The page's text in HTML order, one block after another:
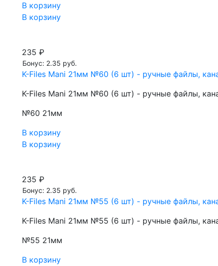
В корзину
В корзину
235 ₽
Бонус: 2.35 руб.
K-Files Mani 21мм №60 (6 шт) - ручные файлы,
K-Files Mani 21мм №60 (6 шт) - ручные файлы,
№60 21мм
В корзину
В корзину
235 ₽
Бонус: 2.35 руб.
K-Files Mani 21мм №55 (6 шт) - ручные файлы,
K-Files Mani 21мм №55 (6 шт) - ручные файлы,
№55 21мм
В корзину